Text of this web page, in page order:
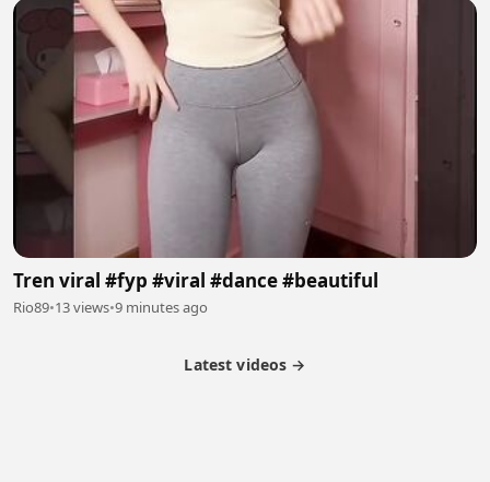
Tren viral #fyp #viral #dance #beautiful
Rio89•13 views•9 minutes ago
Latest videos →